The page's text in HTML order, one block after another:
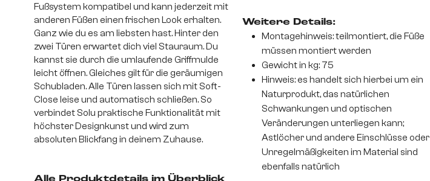
Fußsystem kompatibel und kann jederzeit mit
anderen Füßen einen frischen Look erhalten.
Ganz wie du es am liebsten hast. Hinter den
zwei Türen erwartet dich viel Stauraum. Du
kannst sie durch die umlaufende Griffmulde
leicht öffnen. Gleiches gilt für die geräumigen
Schubladen. Alle Türen lassen sich mit Soft-
Close leise und automatisch schließen. So
verbindet Solu praktische Funktionalität mit
höchster Designkunst und wird zum
absoluten Blickfang in deinem Zuhause.
Weitere Details:
Montagehinweis: teilmontiert, die Füße
müssen montiert werden
Gewicht in kg: 75
Hinweis: es handelt sich hierbei um ein
Naturprodukt, das natürlichen
Schwankungen und optischen
Veränderungen unterliegen kann;
Astlöcher und andere Einschlüsse oder
Unregelmäßigkeiten im Material sind
ebenfalls natürlich